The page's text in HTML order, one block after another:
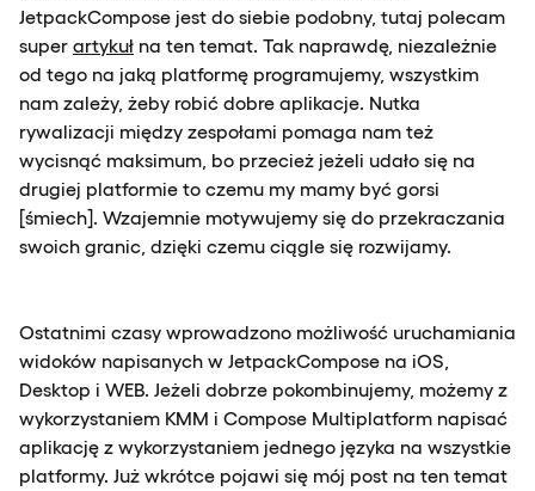
JetpackCompose jest do siebie podobny, tutaj polecam
super artykuł na ten temat. Tak naprawdę, niezależnie
od tego na jaką platformę programujemy, wszystkim
nam zależy, żeby robić dobre aplikacje. Nutka
rywalizacji między zespołami pomaga nam też
wycisnąć maksimum, bo przecież jeżeli udało się na
drugiej platformie to czemu my mamy być gorsi
[śmiech]. Wzajemnie motywujemy się do przekraczania
swoich granic, dzięki czemu ciągle się rozwijamy.
Ostatnimi czasy wprowadzono możliwość uruchamiania
widoków napisanych w JetpackCompose na iOS,
Desktop i WEB. Jeżeli dobrze pokombinujemy, możemy z
wykorzystaniem KMM i Compose Multiplatform napisać
aplikację z wykorzystaniem jednego języka na wszystkie
platformy. Już wkrótce pojawi się mój post na ten temat